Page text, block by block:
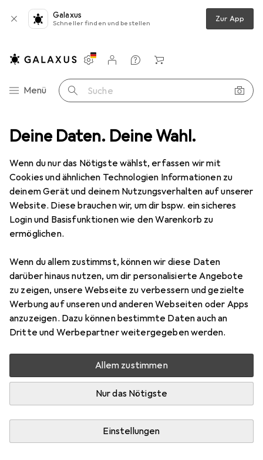
Deine Daten. Deine Wahl.
Wenn du nur das Nötigste wählst, erfassen wir mit
Cookies und ähnlichen Technologien Informationen zu
deinem Gerät und deinem Nutzungsverhalten auf unserer
Website. Diese brauchen wir, um dir bspw. ein sicheres
Login und Basisfunktionen wie den Warenkorb zu
ermöglichen.
Wenn du allem zustimmst, können wir diese Daten
darüber hinaus nutzen, um dir personalisierte Angebote
zu zeigen, unsere Webseite zu verbessern und gezielte
Werbung auf unseren und anderen Webseiten oder Apps
anzuzeigen. Dazu können bestimmte Daten auch an
Dritte und Werbepartner weitergegeben werden.
Allem zustimmen
Nur das Nötigste
Einstellungen
Galaxus
Schneller finden und bestellen Zur App
Navigation nach Kategorien
Menü Suche
Einstellungen
Kundenkonto
Vergleichslisten
Merklisten
Warenkorb
Produktbewertungen Alles ist top an dem Stuhl, ich freue mi...
EUR
391,30
noblechairsEpic
Bewertung für noblechairs Epic
Virginia 13
hat dieses Produkt gekauft
Alles ist top an dem Stuhl, ich freue mich sehr ihn zu
haben. Kann ihn nur weiterempfehlen.
Fantastischer Stuhl man merkt seine super Qualität, allein
schon beim zusammenbauen. So gut wie alles ist